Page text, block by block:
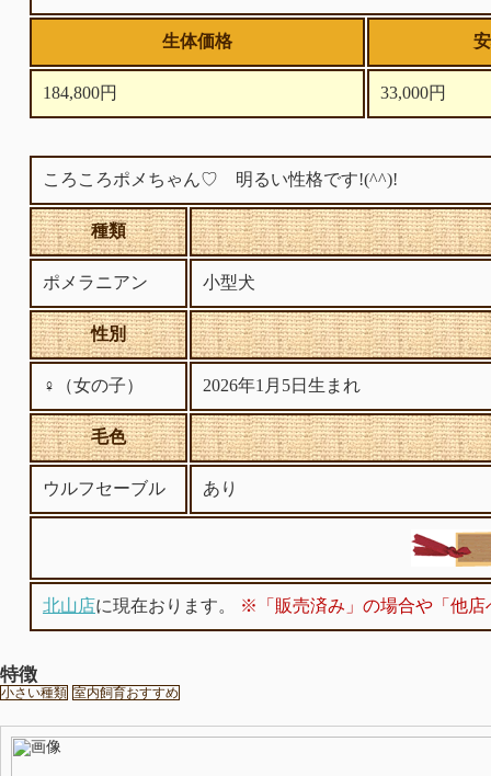
生体価格
184,800円 33,000円
ころころポメちゃん♡ 明るい性格です!(^^)!
種類
ポメラニアン 小型犬
性別
♀（女の子） 2026年1月5日生まれ
毛色
ウルフセーブル あり
北山店に現在おります。 ※「販売済み」の場合や「他店
特徴
小さい種類 室内飼育おすすめ